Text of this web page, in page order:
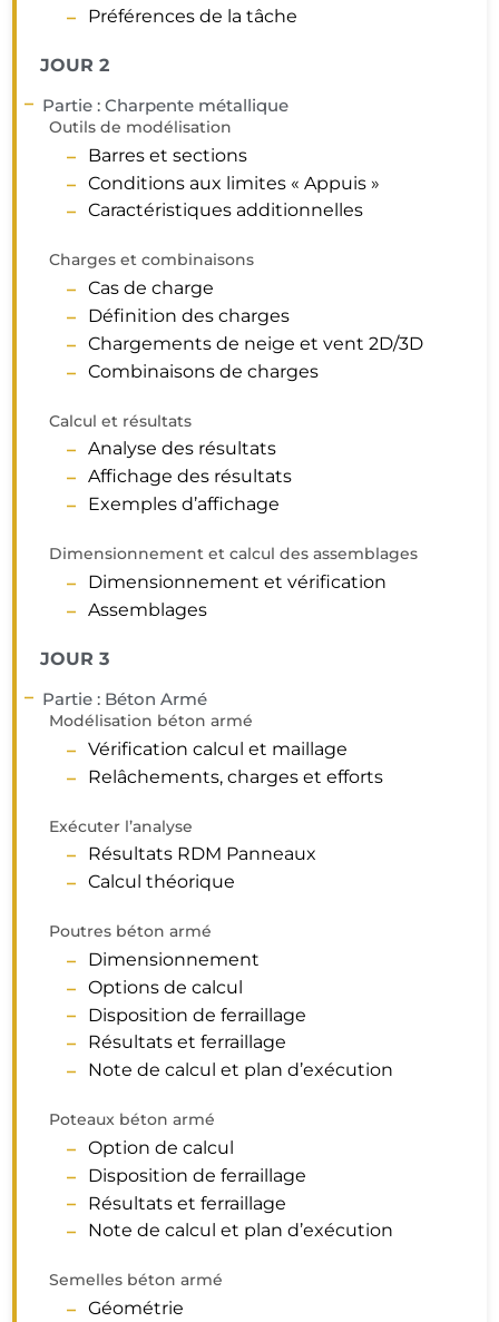
Préférences de la tâche
JOUR 2
Partie : Charpente métallique
Outils de modélisation
Barres et sections
Conditions aux limites « Appuis »
Caractéristiques additionnelles
Charges et combinaisons
Cas de charge
Définition des charges
Chargements de neige et vent 2D/3D
Combinaisons de charges
Calcul et résultats
Analyse des résultats
Affichage des résultats
Exemples d’affichage
Dimensionnement et calcul des assemblages
Dimensionnement et vérification
Assemblages
JOUR 3
Partie : Béton Armé
Modélisation béton armé
Vérification calcul et maillage
Relâchements, charges et efforts
Exécuter l’analyse
Résultats RDM Panneaux
Calcul théorique
Poutres béton armé
Dimensionnement
Options de calcul
Disposition de ferraillage
Résultats et ferraillage
Note de calcul et plan d’exécution
Poteaux béton armé
Option de calcul
Disposition de ferraillage
Résultats et ferraillage
Note de calcul et plan d’exécution
Semelles béton armé
Géométrie